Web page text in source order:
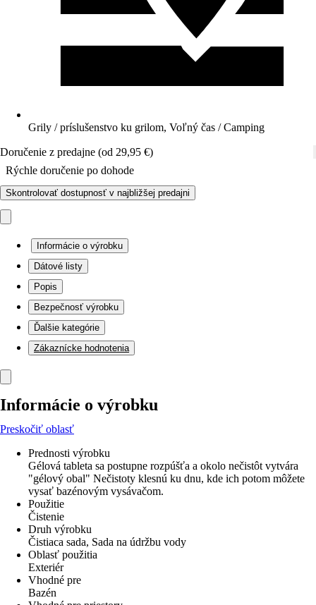
Grily / príslušenstvo ku grilom, Voľný čas / Camping
Doručenie z predajne (od 29,95 €)
Rýchle doručenie po dohode
Skontrolovať dostupnosť v najbližšej predajni
Informácie o výrobku
Dátové listy
Popis
Bezpečnosť výrobku
Ďalšie kategórie
Zákaznícke hodnotenia
Informácie o výrobku
Preskočiť oblasť
Prednosti výrobku
Gélová tableta sa postupne rozpúšťa a okolo nečistôt vytvára
"gélový obal" Nečistoty klesnú ku dnu, kde ich potom môžete
vysať bazénovým vysávačom.
Použitie
Čistenie
Druh výrobku
Čistiaca sada, Sada na údržbu vody
Oblasť použitia
Exteriér
Vhodné pre
Bazén